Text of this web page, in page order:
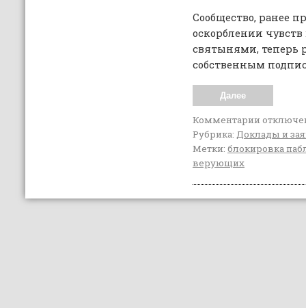
Сообщество, ранее
оскорблении
святынями, теперь
собственным
Далее
Комментарии
Рубрика: Доклады и
Метки: блокировка
верующих